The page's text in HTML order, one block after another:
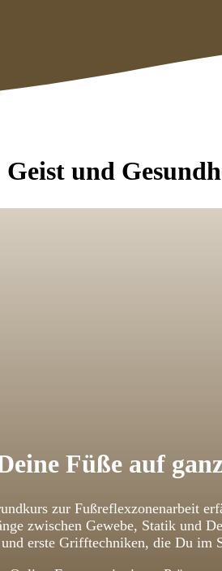
und
Füße auf
zur Fußreflexzonenarbeit
zwischen Gewebe, Statik und
erste Grifftechniken, die Du im